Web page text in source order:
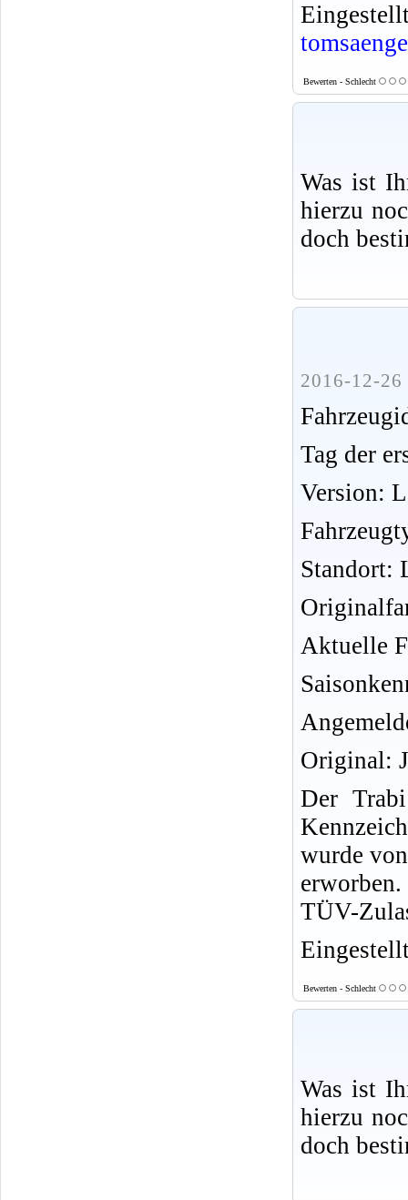
Bewerten - Schlecht
Was ist
hierzu
doch
2016-12-26
Tag der
Version:
Standort:
Aktuelle
Original:
Der
wurde
TÜV-
Bewerten - Schlecht
Was ist
hierzu
doch